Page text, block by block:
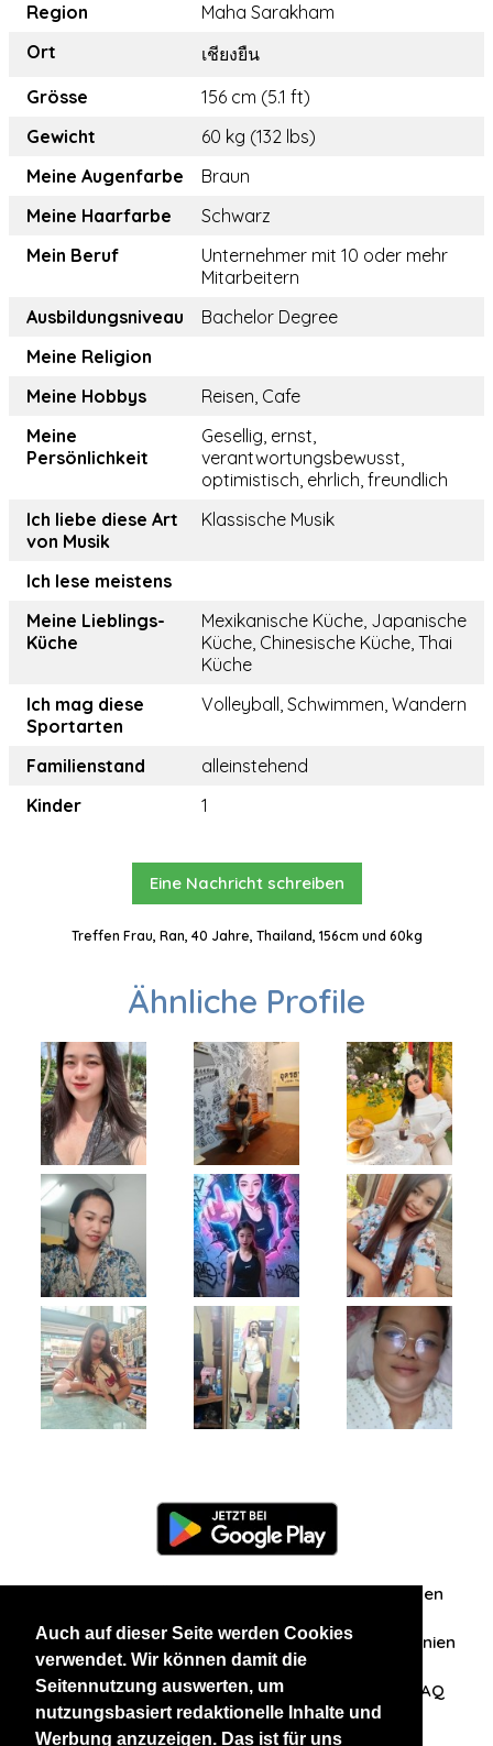
Auch auf dieser Seite werden Cookies
verwendet. Wir können damit die
Seitennutzung auswerten, um
nutzungsbasiert redaktionelle Inhalte und
Werbung anzuzeigen. Das ist für uns
Region
Maha Sarakham
Ort
เชียงยืน
Grösse
156 cm (5.1 ft)
Gewicht
60 kg (132 lbs)
Meine Augenfarbe
Braun
Meine Haarfarbe
Schwarz
Mein Beruf
Unternehmer mit 10 oder mehr
Mitarbeitern
Ausbildungsniveau
Bachelor Degree
Meine Religion
Meine Hobbys
Reisen, Cafe
Meine
Persönlichkeit
Gesellig, ernst,
verantwortungsbewusst,
optimistisch, ehrlich, freundlich
Ich liebe diese Art
von Musik
Klassische Musik
Ich lese meistens
Meine Lieblings-
Küche
Mexikanische Küche, Japanische
Küche, Chinesische Küche, Thai
Küche
Ich mag diese
Sportarten
Volleyball, Schwimmen, Wandern
Familienstand
alleinstehend
Kinder
1
Eine Nachricht schreiben
Treffen Frau, Ran, 40 Jahre, Thailand, 156cm und 60kg
Ähnliche Profile
Zuschriften/Erfahrungen
Datenschutzerklärung AGB Datenschutzrichtlinien
Nehmen Sie Kontakt mit uns auf FAQ